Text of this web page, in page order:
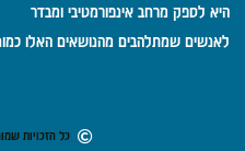
היא לספק מרחב אינפורמטיבי ומבדר
לאנשים שמתלהבים מהנושאים האלו
כל הזכויות